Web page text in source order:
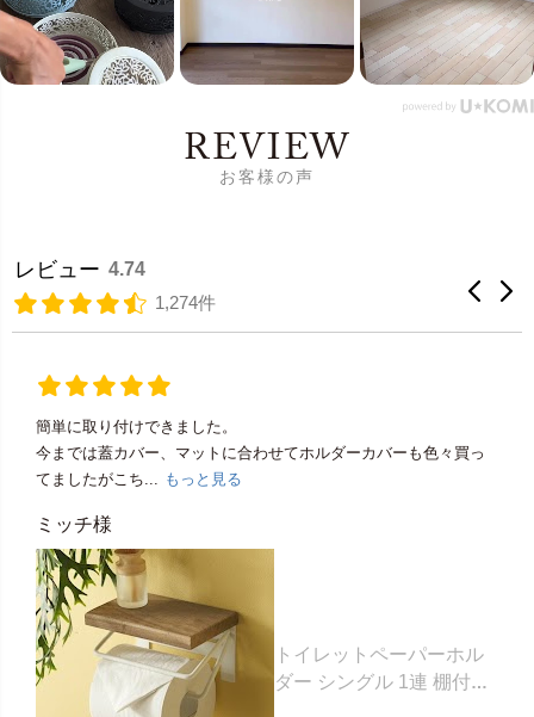
REVIEW
お客様の声
レビュー 4.74
1,274件
簡単に取り付けできました。
今までは蓋カバー、マットに合わせてホルダーカバーも色々買っ
てましたがこち... もっと見る
ミッチ様
トイレットペーパーホル
ダー シングル 1連 棚付き